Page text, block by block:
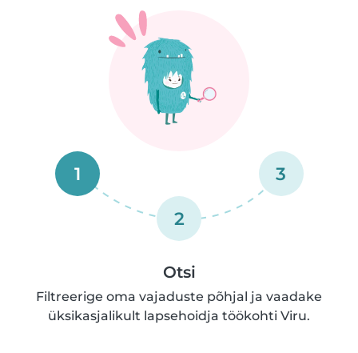
1
2
3
Otsi
Filtreerige oma vajaduste põhjal ja vaadake
üksikasjalikult lapsehoidja töökohti Viru.